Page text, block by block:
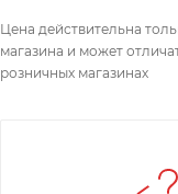
Цена действительна
магазина и может
розничных магазинах